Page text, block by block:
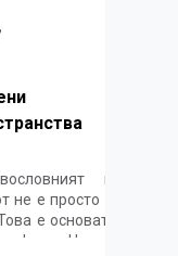
и
не е просто
е основата на
Ние строим